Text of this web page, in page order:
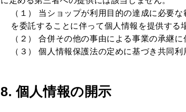
（１） 当ショップが利用目的の達成に必要
を委託することに伴って個人情報を提供する
（２） 合併その他の事由による事業の承継
（３） 個人情報保護法の定めに基づき共同利
8. 個人情報の開示